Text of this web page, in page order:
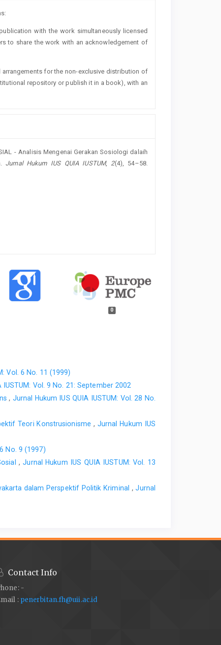
with the work simultaneously licensed
to share the work with an acknowledgement of
for the non-exclusive distribution of
repository or publish it in a book), with an
- Analisis Mengenai Gerakan Sosiologi dalaih
Jurnal Hukum IUS QUIA IUSTUM, 2(4), 54–58.
0
Vol. 6 No. 11 (1999)
IUSTUM: Vol. 9 No. 21: September 2002
, Jurnal Hukum IUS QUIA IUSTUM: Vol. 28 No.
Teori Konstrusionisme , Jurnal Hukum IUS
No. 9 (1997)
,Jurnal Hukum IUS QUIA IUSTUM: Vol. 13
dalam Perspektif Politik Kriminal ,Jurnal
Contact Info
-
: penerbitan.fh@uii.ac.id